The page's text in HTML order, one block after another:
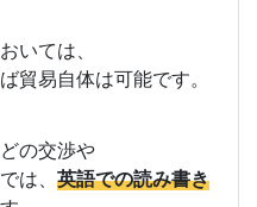
いては、
貿易自体は可能です。
の交渉や
は、 英語での読み書き